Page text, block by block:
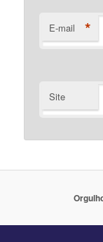
E-mail *
Site